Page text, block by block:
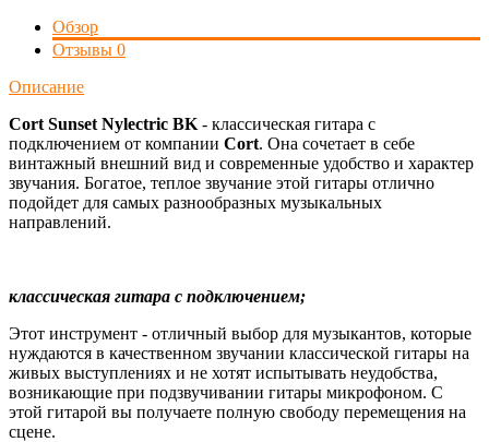
Обзор
Отзывы 0
Описание
Cort Sunset Nylectric BK - классическая гитара с
подключением от компании Cort. Она сочетает в себе
винтажный внешний вид и современные удобство и характер
звучания. Богатое, теплое звучание этой гитары отлично
подойдет для самых разнообразных музыкальных
направлений.
классическая гитара с подключением;
Этот инструмент - отличный выбор для музыкантов, которые
нуждаются в качественном звучании классической гитары на
живых выступлениях и не хотят испытывать неудобства,
возникающие при подзвучивании гитары микрофоном. С
этой гитарой вы получаете полную свободу перемещения на
сцене.